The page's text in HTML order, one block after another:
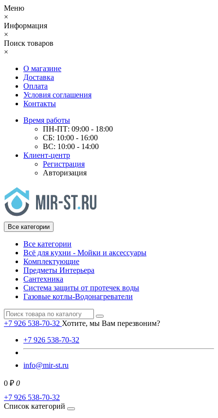
Меню
×
Информация
×
Поиск товаров
×
О магазине
Доставка
Оплата
Условия соглашения
Контакты
Время работы
ПН-ПТ: 09:00 - 18:00
СБ: 10:00 - 16:00
ВС: 10:00 - 14:00
Клиент-центр
Регистрация
Авторизация
Все категории
Все категории
Всё для кухни - Мойки и аксессуары
Комплектующие
Предметы Интерьера
Сантехника
Система защиты от протечек воды
Газовые котлы-Водонагреватели
+7 926 538-70-32 Хотите, мы Вам перезвоним?
+7 926 538-70-32
info@mir-st.ru
0 ₽ 0
+7 926 538-70-32
Список категорий